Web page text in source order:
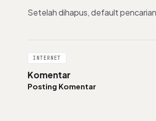
Setelah dihapus, default
INTERNET
Komentar
Posting Komentar